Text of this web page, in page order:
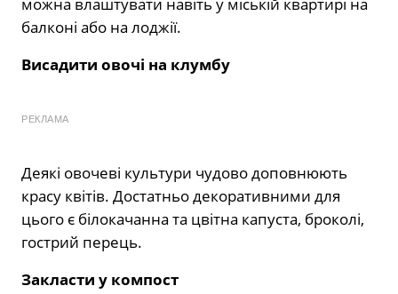
балконі або на лоджії.
Висадити овочі на клумбу
РЕКЛАМА
Деякі овочеві культури чудово доповнюють
красу квітів. Достатньо декоративними для
цього є білокачанна та цвітна капуста, броколі,
гострий перець.
Закласти у компост